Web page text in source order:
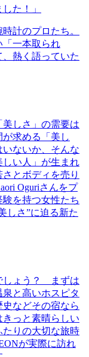
た！」
計のプロたち。
「一本取られ
熱く語っていた
しさ」の需要は
求める「美し
ないか、そんな
い人」が生まれ
とボディを売り
Oguriさんをプ
を持つ女性たち
しさ”に迫る新た
しょう？ まずは
と高いホスピタ
などその宿なら
っと素晴らしい
りの大切な旅時
が実際に訪れ